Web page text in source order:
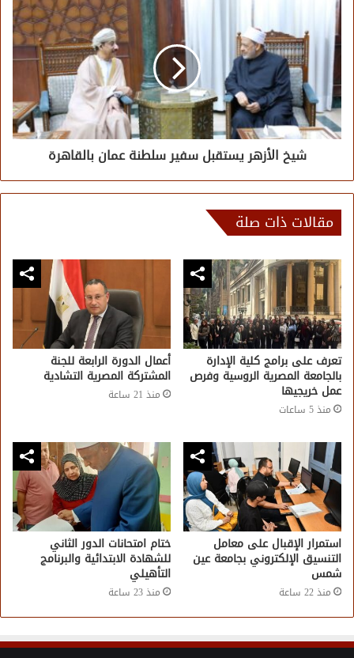
شيخ الأزهر يستقبل سفير سلطنة عمان بالقاهرة
مقالات ذات صلة
تعرف على برامج كلية الإدارة
بالجامعة المصرية الروسية وفرص
عمل خريجيها
منذ 5 ساعات
أعمال الدورة الرابعة للجنة
المشتركة المصرية التشادية
منذ 21 ساعة
استمرار الإقبال على معامل
التنسيق الإلكتروني بجامعة عين
شمس
منذ 22 ساعة
ختام امتحانات الدور الثاني
للشهادة الابتدائية والبرنامج
التأهيلي
منذ 23 ساعة